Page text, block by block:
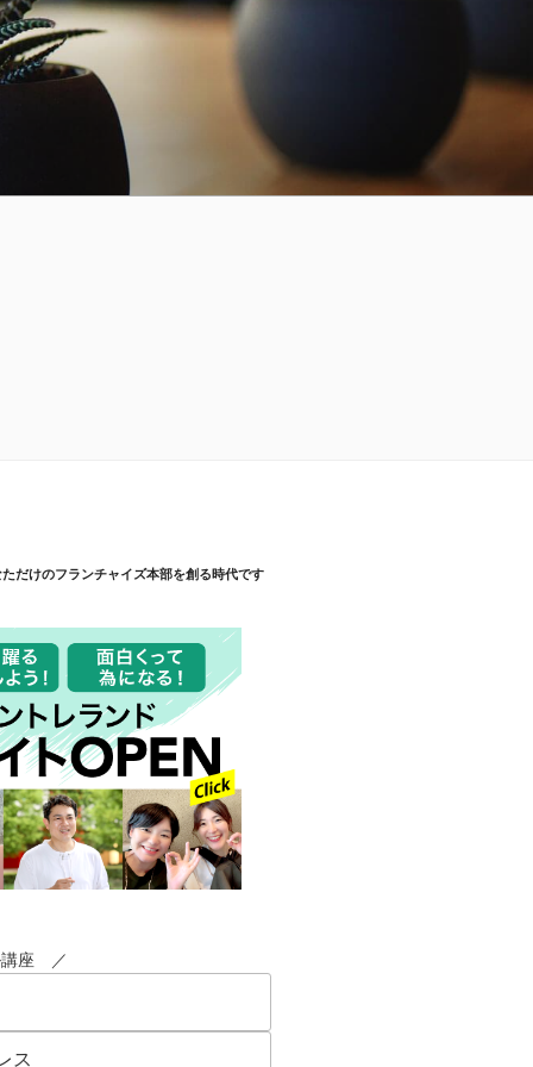
だけのフランチャイズ本部を創る時代です
座 ／